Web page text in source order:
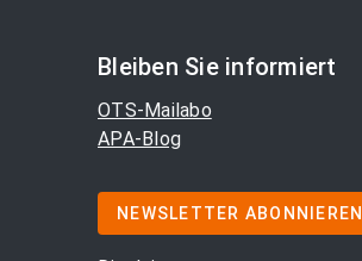
Bleiben Sie informiert
OTS-Mailabo
APA-Blog
NEWSLETTER ABONNIEREN